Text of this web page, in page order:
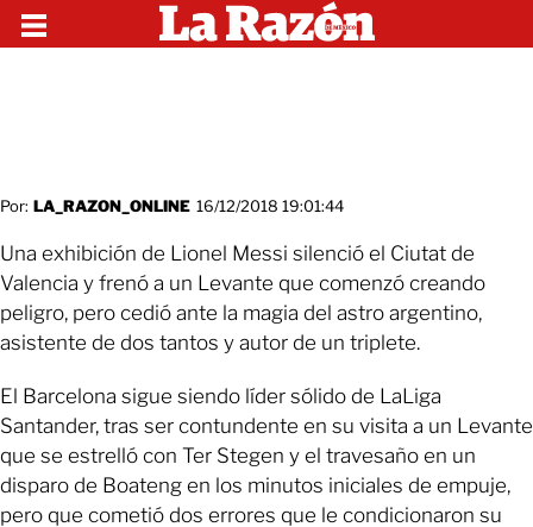
Por: LA_RAZON_ONLINE 16/12/2018 19:01:44
Una exhibición de Lionel Messi silenció el Ciutat de
Valencia y frenó a un Levante que comenzó creando
peligro, pero cedió ante la magia del astro argentino,
asistente de dos tantos y autor de un triplete.
El Barcelona sigue siendo líder sólido de LaLiga
Santander, tras ser contundente en su visita a un Levante
que se estrelló con Ter Stegen y el travesaño en un
disparo de Boateng en los minutos iniciales de empuje,
pero que cometió dos errores que le condicionaron su